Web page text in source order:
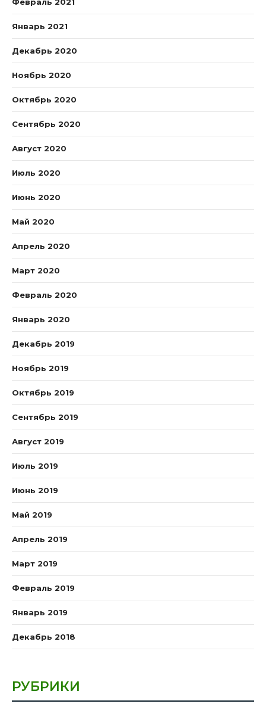
Январь 2021
Декабрь 2020
Ноябрь 2020
Октябрь 2020
Сентябрь 2020
Август 2020
Июль 2020
Июнь 2020
Май 2020
Апрель 2020
Март 2020
Февраль 2020
Январь 2020
Декабрь 2019
Ноябрь 2019
Октябрь 2019
Сентябрь 2019
Август 2019
Июль 2019
Июнь 2019
Май 2019
Апрель 2019
Март 2019
Февраль 2019
Январь 2019
Декабрь 2018
РУБРИКИ